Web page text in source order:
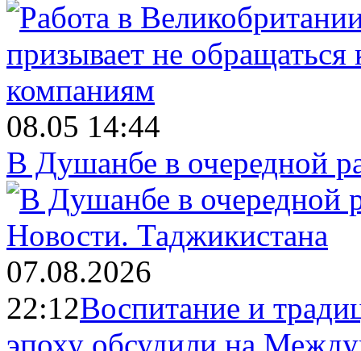
08.05 14:44
В Душанбе в очередной
Новости. Таджикистана
07.08.2026
22:12Воспитание и